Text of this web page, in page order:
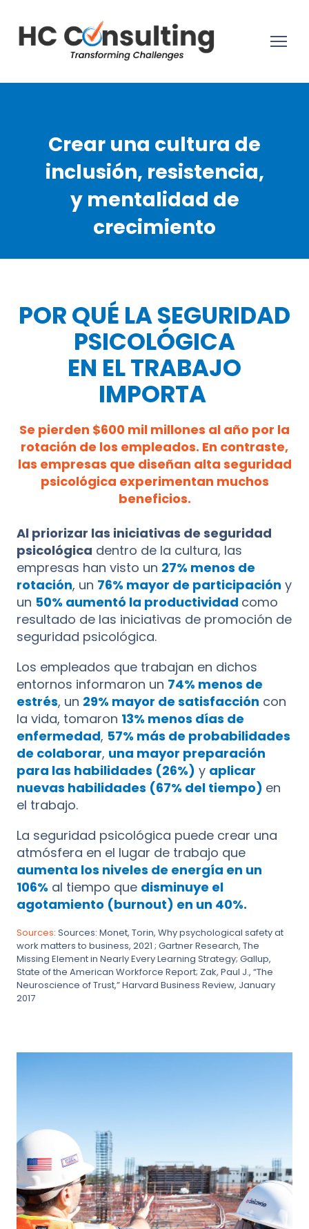
Crear una cultura de
inclusión, resistencia,
y mentalidad de
crecimiento
POR QUÉ LA SEGURIDAD
PSICOLÓGICA
EN EL TRABAJO
IMPORTA
Se pierden $600 mil millones al año por la
rotación de los empleados. En contraste,
las empresas que diseñan alta seguridad
psicológica experimentan muchos
beneficios.
Al priorizar las iniciativas de seguridad
psicológica dentro de la cultura, las
empresas han visto un 27% menos de
rotación, un 76% mayor de participación y
un 50% aumentó la productividad como
resultado de las iniciativas de promoción de
seguridad psicológica.
Los empleados que trabajan en dichos
entornos informaron un 74% menos de
estrés, un 29% mayor de satisfacción con
la vida, tomaron 13% menos días de
enfermedad, 57% más de probabilidades
de colaborar, una mayor preparación
para las habilidades (26%) y aplicar
nuevas habilidades (67% del tiempo) en
el trabajo.
La seguridad psicológica puede crear una
atmósfera en el lugar de trabajo que
aumenta los niveles de energía en un
106% al tiempo que disminuye el
agotamiento (burnout) en un 40%.
Sources: Sources: Monet, Torin, Why psychological safety at
work matters to business, 2021 ; Gartner Research, The
Missing Element in Nearly Every Learning Strategy; Gallup,
State of the American Workforce Report; Zak, Paul J., “The
Neuroscience of Trust,” Harvard Business Review, January
2017